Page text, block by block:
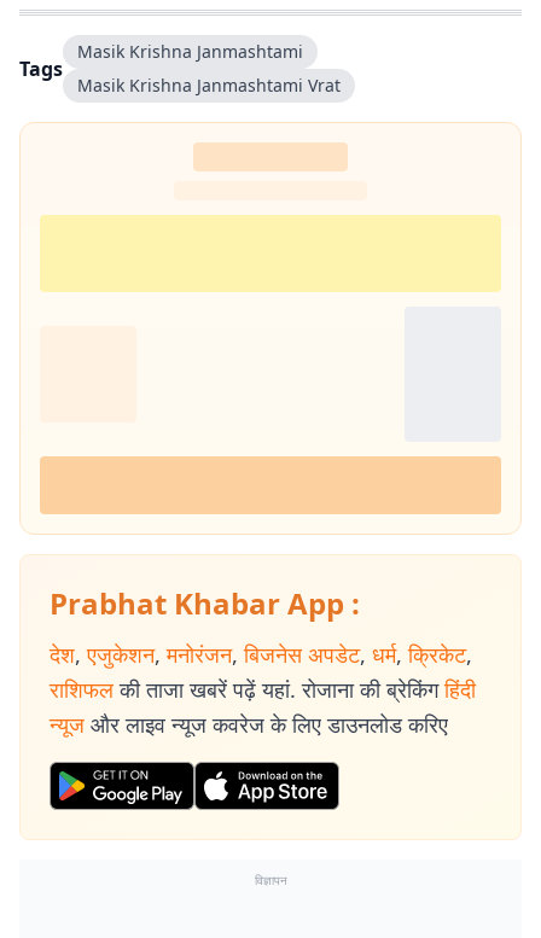
मेरी कोशिश रहती है कि जटिल विषयों को आसान, रोचक और भरोसेमंद तरीके से पाठकों
तक पहुंचाया जाए.
Tags
Masik Krishna Janmashtami
Masik Krishna Janmashtami Vrat
Prabhat Khabar App :
देश, एजुकेशन, मनोरंजन, बिजनेस अपडेट, धर्म, क्रिकेट,
राशिफल की ताजा खबरें पढ़ें यहां. रोजाना की ब्रेकिंग हिंदी
न्यूज और लाइव न्यूज कवरेज के लिए डाउनलोड करिए
विज्ञापन